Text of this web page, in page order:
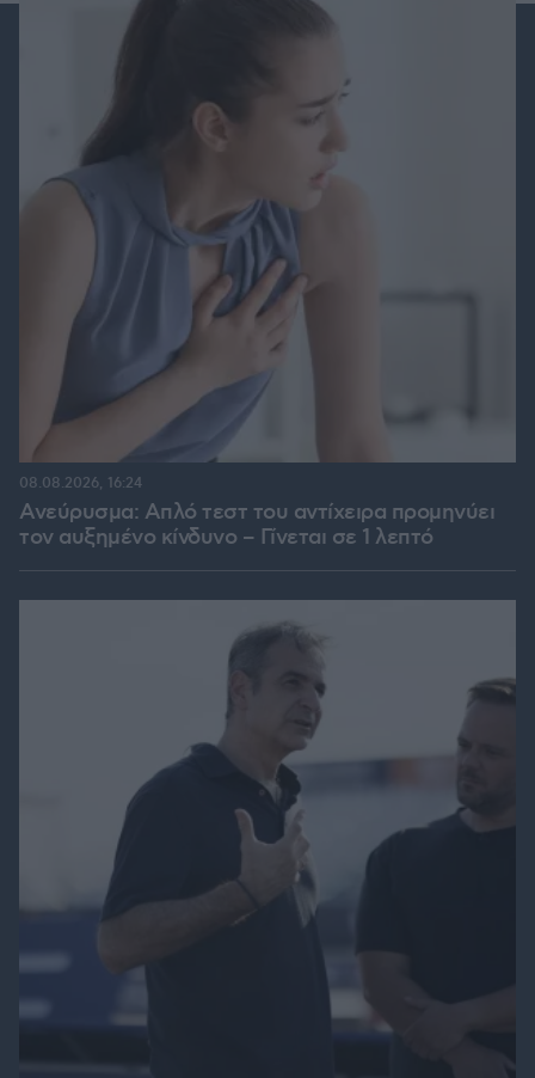
Ανεύρυσμα: Απλό τεστ του αντίχειρα προμηνύει
τον αυξημένο κίνδυνο – Γίνεται σε 1 λεπτό
08.08.2026, 16:24